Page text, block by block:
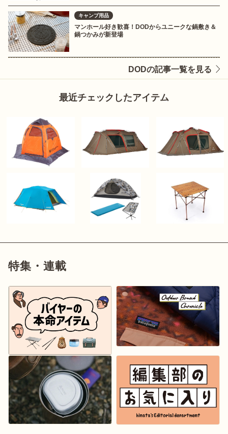
キャンプ用品
マンホール好き歓喜！DODからユニークな鍋敷き＆
鍋つかみが新登場
DODの記事一覧を見る
最近チェックしたアイテム
特集・連載